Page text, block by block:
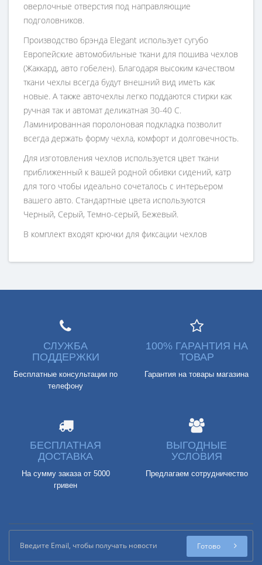
оверлочные отверстия под направляющие
подголовников.
Производство брэнда Elegant использует сугубо
Европейские автомобильные ткани для пошива чехлов
(Жаккард, авто гобелен). Благодаря высоким качеством
ткани чехлы всегда будут внешний вид иметь как
новые. А также авточехлы легко поддаются стирки как
ручная так и автомат деликатная 30-40 С.
Ламинированная поролоновая подкладка позволит
всегда держать форму чехла, комфорт и долговечность.
Для изготовления чехлов используется цвет ткани
приближенный к вашей родной обивки сидений, катр
для того чтобы идеально сочеталось с интерьером
вашего авто. Стандартные цвета используются
Черный, Серый, Темно-серый, Бежевый.
В комплект входят крючки для фиксации чехлов
СЛУЖБА
ПОДДЕРЖКИ
Бесплатные консультации по
телефону
100% ГАРАНТИЯ НА
ТОВАР
Гарантия на товары магазина
БЕСПЛАТНАЯ
ДОСТАВКА
На сумму заказа от 5000
гривен
ВЫГОДНЫЕ
УСЛОВИЯ
Предлагаем сотрудничество
Готово